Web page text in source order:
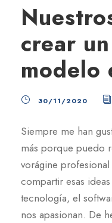
crear
modelo
30/11/2020
Siempre me han
más porque puedo
vorágine
compartir esas
tecnología, el
nos apasionan. De